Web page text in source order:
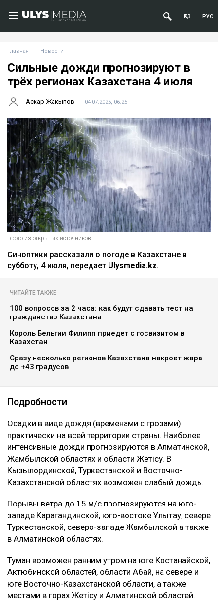
ҚАЗ РУС
Главная Новости
Сильные дожди прогнозируют в
трёх регионах Казахстана 4 июля
Аскар Жакыпов 04.07.2026, 06:25
фото из открытых источников
Синоптики рассказали о погоде в Казахстане в
субботу, 4 июля, передает Ulysmedia.kz.
ЧИТАЙТЕ ТАКЖЕ
100 вопросов за 2 часа: как будут сдавать тест на
гражданство Казахстана
Король Бельгии Филипп приедет с госвизитом в
Казахстан
Сразу несколько регионов Казахстана накроет жара
до +43 градусов
Подробности
Осадки в виде дождя (временами с грозами)
практически на всей территории страны. Наиболее
интенсивные дожди прогнозируются в Алматинской,
Жамбылской областях и области Жетісу. В
Кызылординской, Туркестанской и Восточно-
Казахстанской областях возможен слабый дождь.
Порывы ветра до 15 м/с прогнозируются на юго-
западе Карагандинской, юго-востоке Ұлытау, севере
Туркестанской, северо-западе Жамбылской а также
в Алматинской областях.
Туман возможен ранним утром на юге Костанайской,
Актюбинской областей, области Абай, на севере и
юге Восточно-Казахстанской области, а также
местами в горах Жетісу и Алматинской областей.